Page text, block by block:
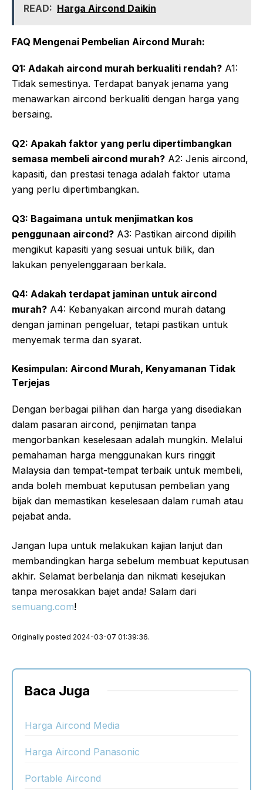
READ: Harga Aircond Daikin
FAQ Mengenai Pembelian Aircond Murah:
Q1: Adakah aircond murah berkualiti rendah? A1:
Tidak semestinya. Terdapat banyak jenama yang
menawarkan aircond berkualiti dengan harga yang
bersaing.
Q2: Apakah faktor yang perlu dipertimbangkan
semasa membeli aircond murah? A2: Jenis aircond,
kapasiti, dan prestasi tenaga adalah faktor utama
yang perlu dipertimbangkan.
Q3: Bagaimana untuk menjimatkan kos
penggunaan aircond? A3: Pastikan aircond dipilih
mengikut kapasiti yang sesuai untuk bilik, dan
lakukan penyelenggaraan berkala.
Q4: Adakah terdapat jaminan untuk aircond
murah? A4: Kebanyakan aircond murah datang
dengan jaminan pengeluar, tetapi pastikan untuk
menyemak terma dan syarat.
Kesimpulan: Aircond Murah, Kenyamanan Tidak
Terjejas
Dengan berbagai pilihan dan harga yang disediakan
dalam pasaran aircond, penjimatan tanpa
mengorbankan keselesaan adalah mungkin. Melalui
pemahaman harga menggunakan kurs ringgit
Malaysia dan tempat-tempat terbaik untuk membeli,
anda boleh membuat keputusan pembelian yang
bijak dan memastikan keselesaan dalam rumah atau
pejabat anda.
Jangan lupa untuk melakukan kajian lanjut dan
membandingkan harga sebelum membuat keputusan
akhir. Selamat berbelanja dan nikmati kesejukan
tanpa merosakkan bajet anda! Salam dari
semuang.com!
Originally posted 2024-03-07 01:39:36.
Baca Juga
Harga Aircond Media
Harga Aircond Panasonic
Portable Aircond